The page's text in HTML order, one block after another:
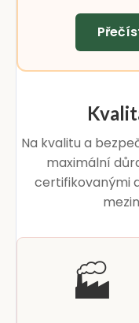
Na kvalitu a
maximální
certifikovanými
🏭